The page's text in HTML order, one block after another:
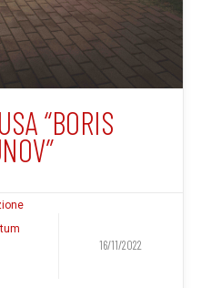
“BORIS
16/11/2022